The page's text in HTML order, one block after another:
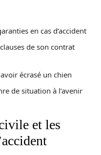
en cas d’accident
de son contrat
écrasé un chien
de situation à l’avenir
et les